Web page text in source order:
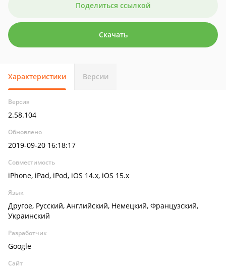
Поделиться ссылкой
Скачать
Характеристики Версии
Версия
2.58.104
Обновлено
2019-09-20 16:18:17
Совместимость
iPhone, iPad, iPod, iOS 14.x, iOS 15.x
Язык
Другое, Русский, Английский, Немецкий, Французский,
Украинский
Разработчик
Google
Сайт